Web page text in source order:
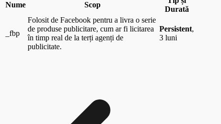
Nume Scop
Durată
_fbp
Folosit de Facebook pentru a livra o serie
de produse publicitare, cum ar fi licitarea
în timp real de la terți agenți de
publicitate.
Persistent,
3 luni